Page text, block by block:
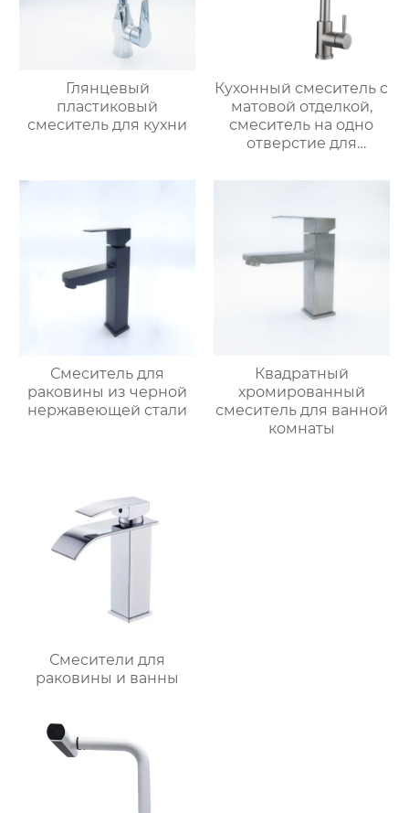
Глянцевый
пластиковый
смеситель для кухни
Кухонный смеситель с
матовой отделкой,
смеситель на одно
отверстие для
Смеситель для
раковины из черной
нержавеющей стали
Квадратный
хромированный
смеситель для ванной
комнаты
Смесители для
раковины и ванны